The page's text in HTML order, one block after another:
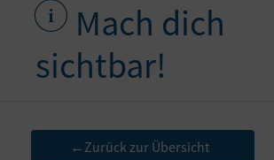
Mach dich
sichtbar!
← Zurück zur Übersicht